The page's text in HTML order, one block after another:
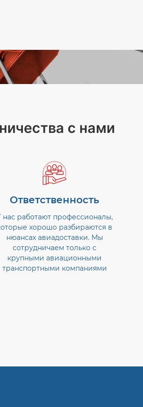
с нами
Ответственность
нас работают профессионалы,
хорошо разбираются в
нюансах авиадоставки. Мы
сотрудничаем только с
крупными авиационными
транспортными компаниями